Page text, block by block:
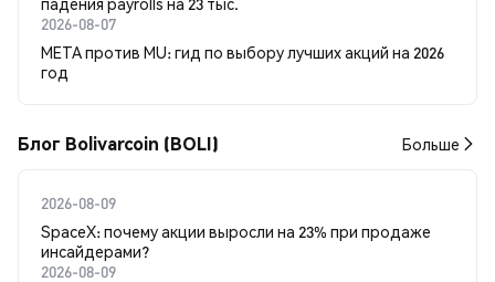
2026-08-07
META против MU: гид по выбору лучших акций на 2026
год
Блог Bolivarcoin (BOLI) Больше
2026-08-09
SpaceX: почему акции выросли на 23% при продаже
инсайдерами?
2026-08-09